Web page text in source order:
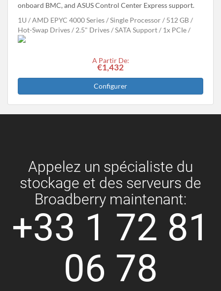
onboard BMC, and ASUS Control Center Express support.
1U
AMD EPYC 4000 Series Single Processor
512 GB
Hot-Swap Drives
2.5" Drives SATA Support 1x PCIe
A Partir De:
€1,432
Configurer
Appelez un spécialiste du
stockage et des serveurs de
Broadberry maintenant:
+33 1 72 81
06 78